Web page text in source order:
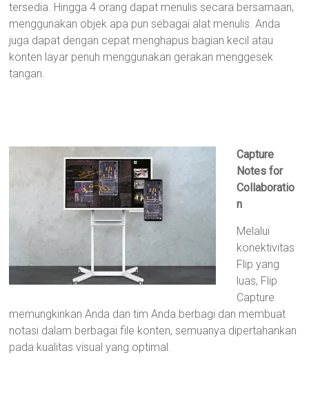
tersedia. Hingga 4 orang dapat menulis secara bersamaan,
menggunakan objek apa pun sebagai alat menulis. Anda
juga dapat dengan cepat menghapus bagian kecil atau
konten layar penuh menggunakan gerakan menggesek
tangan.
Capture
Notes for
Collaboratio
n
Melalui
konektivitas
Flip yang
luas, Flip
Capture
memungkinkan Anda dan tim Anda berbagi dan membuat
notasi dalam berbagai file konten, semuanya dipertahankan
pada kualitas visual yang optimal.